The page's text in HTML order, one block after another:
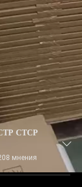
CTCP
мнения